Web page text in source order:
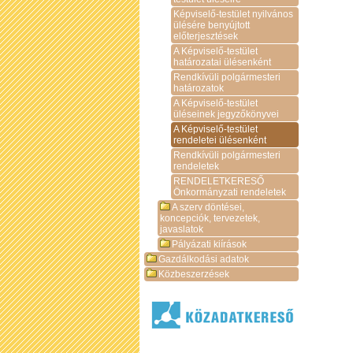
Képviselő-testület nyilvános
ülésére benyújtott
előterjesztések
A Képviselő-testület
határozatai ülésenként
Rendkívüli polgármesteri
határozatok
A Képviselő-testület
üléseinek jegyzőkönyvei
A Képviselő-testület
rendeletei ülésenként
Rendkívüli polgármesteri
rendeletek
RENDELETKERESŐ
Önkormányzati rendeletek
A szerv döntései,
koncepciók, tervezetek,
javaslatok
Pályázati kiírások
Gazdálkodási adatok
Közbeszerzések